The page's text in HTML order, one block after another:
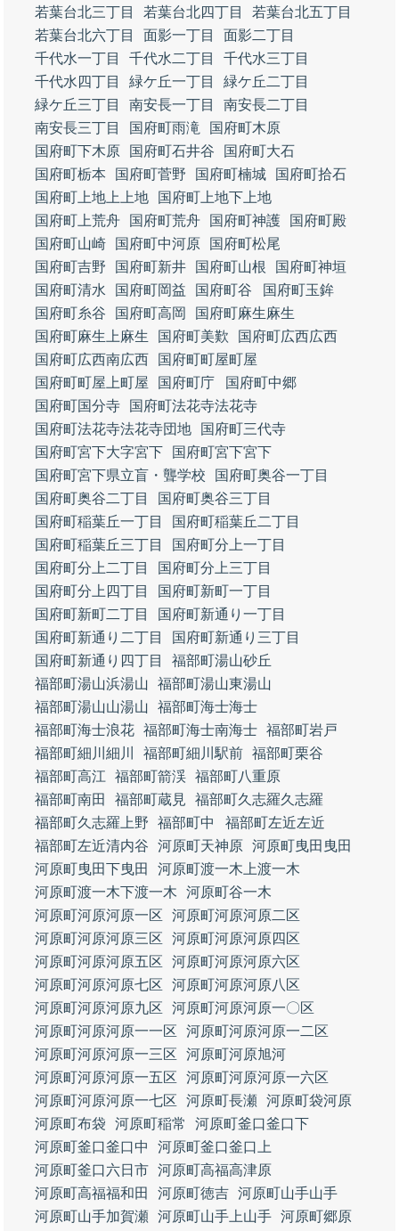
若葉台北三丁目 若葉台北四丁目
若葉台北五丁目
若葉台北六丁目
面影一丁目
面影二丁目
千代水一丁目
千代水二丁目
千代水三丁目
千代水四丁目
緑ケ丘一丁目
緑ケ丘二丁目
緑ケ丘三丁目
南安長一丁目
南安長二丁目
南安長三丁目
国府町雨滝
国府町木原
国府町下木原
国府町石井谷
国府町大石
国府町栃本
国府町菅野 国府町楠城
国府町拾石
国府町上地上上地
国府町上地下上地
国府町上荒舟
国府町荒舟 国府町神護
国府町殿
国府町山崎
国府町中河原
国府町松尾
国府町吉野
国府町新井 国府町山根
国府町神垣
国府町清水
国府町岡益 国府町谷
国府町玉鉾
国府町糸谷
国府町高岡
国府町麻生麻生
国府町麻生上麻生
国府町美歎
国府町広西広西
国府町広西南広西
国府町町屋町屋
国府町町屋上町屋
国府町庁
国府町中郷
国府町国分寺
国府町法花寺法花寺
国府町法花寺法花寺団地
国府町三代寺
国府町宮下大字宮下
国府町宮下宮下
国府町宮下県立盲・聾学校
国府町奥谷一丁目
国府町奥谷二丁目
国府町奥谷三丁目
国府町稲葉丘一丁目
国府町稲葉丘二丁目
国府町稲葉丘三丁目
国府町分上一丁目
国府町分上二丁目
国府町分上三丁目
国府町分上四丁目
国府町新町一丁目
国府町新町二丁目
国府町新通り一丁目
国府町新通り二丁目
国府町新通り三丁目
国府町新通り四丁目
福部町湯山砂丘
福部町湯山浜湯山
福部町湯山東湯山
福部町湯山山湯山
福部町海士海士
福部町海士浪花 福部町海士南海士 福部町岩戸
福部町細川細川
福部町細川駅前 福部町栗谷
福部町高江
福部町箭渓 福部町八重原
福部町南田
福部町蔵見
福部町久志羅久志羅
福部町久志羅上野
福部町中
福部町左近左近
福部町左近清内谷
河原町天神原 河原町曳田曳田
河原町曳田下曳田
河原町渡一木上渡一木
河原町渡一木下渡一木
河原町谷一木
河原町河原河原一区
河原町河原河原二区
河原町河原河原三区
河原町河原河原四区
河原町河原河原五区
河原町河原河原六区
河原町河原河原七区
河原町河原河原八区
河原町河原河原九区
河原町河原河原一〇区
河原町河原河原一一区
河原町河原河原一二区
河原町河原河原一三区
河原町河原旭河
河原町河原河原一五区
河原町河原河原一六区
河原町河原河原一七区
河原町長瀬 河原町袋河原
河原町布袋
河原町稲常
河原町釜口釜口下
河原町釜口釜口中
河原町釜口釜口上
河原町釜口六日市 河原町高福高津原
河原町高福福和田
河原町徳吉 河原町山手山手
河原町山手加賀瀬 河原町山手上山手 河原町郷原